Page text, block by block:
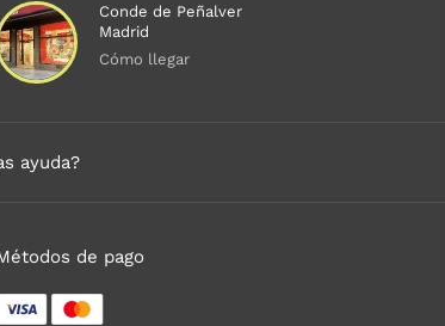
Conde de Peñalver
Madrid
Cómo llegar
ayuda?
de pago